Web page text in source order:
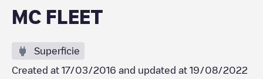
MC FLEET
Superficie
Created at 17/03/2016 and updated at 19/08/2022